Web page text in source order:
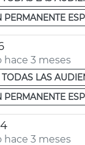
PERMANENTE
3 meses
TODAS LAS
PERMANENTE
3 meses